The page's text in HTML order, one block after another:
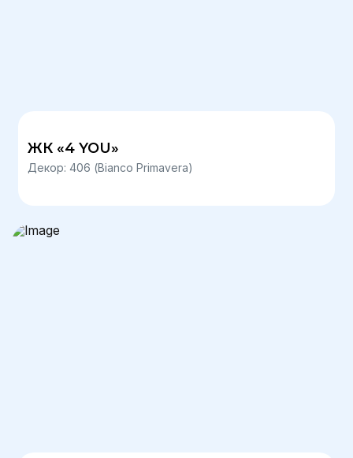
ЖК «4 YOU»
Декор: 406 (Bianco Primavera)